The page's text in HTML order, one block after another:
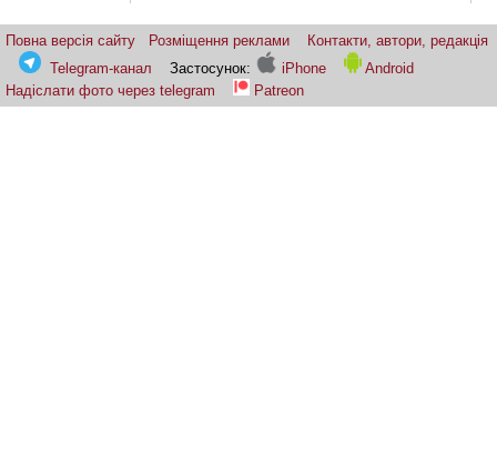
Повна версія сайту Розміщення реклами
Контакти, автори, редакція
Telegram-канал
Застосунок: iPhone
Android
Надіслати фото через telegram
Patreon